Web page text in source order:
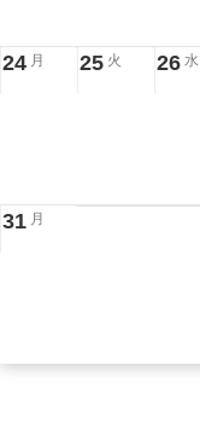
24 月 25 火 26 水
31 月